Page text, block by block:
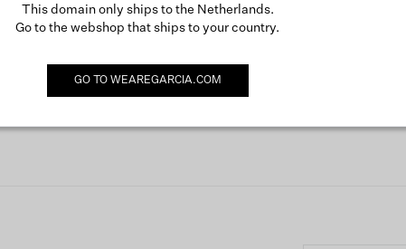
This domain only ships to the Netherlands.
Go to the webshop that ships to your country.
GO TO WEAREGARCIA.COM